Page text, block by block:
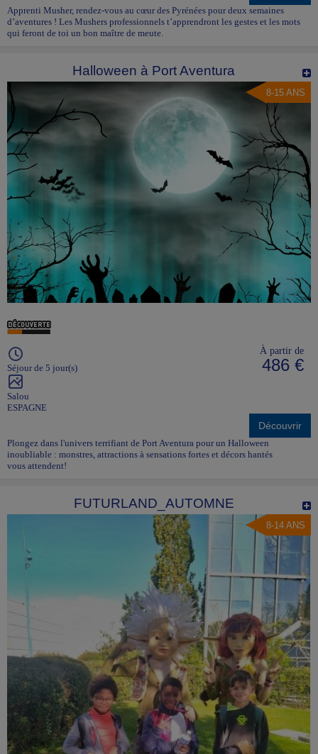
Apprenti Musher, rendez-vous au cœur des Pyrénées pour deux semaines
d’aventures ! Les Mushers professionnels t’apprendront les gestes et les mots
qui feront de toi un bon maître de meute.
Halloween à Port Aventura
8-15 ANS
Séjour de 5 jour(s)
Salou
ESPAGNE
À partir de
486 €
Découvrir
Plongez dans l'univers terrifiant de Port Aventura pour un Halloween
inoubliable : monstres, attractions à sensations fortes et décors hantés
vous attendent!
FUTURLAND_AUTOMNE
8-14 ANS